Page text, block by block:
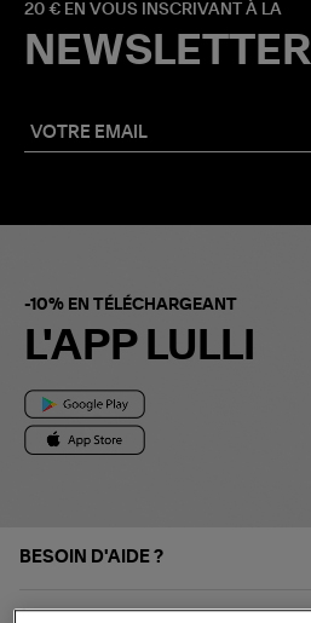
20 € EN VOUS INSCRIVANT À LA
NEWSLETTER
-10% EN TÉLÉCHARGEANT
L'APP LULLI
BESOIN D'AIDE ?